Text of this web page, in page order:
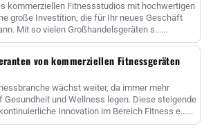
kommerziellen Fitnessstudios mit hochwertigen
große Investition, die für Ihr neues Geschäft
Mit so vielen Großhandelsgeräten s......
von kommerziellen Fitnessgeräten
wächst weiter, da immer mehr
Gesundheit und Wellness legen. Diese steigende
Innovation im Bereich Fitness e......